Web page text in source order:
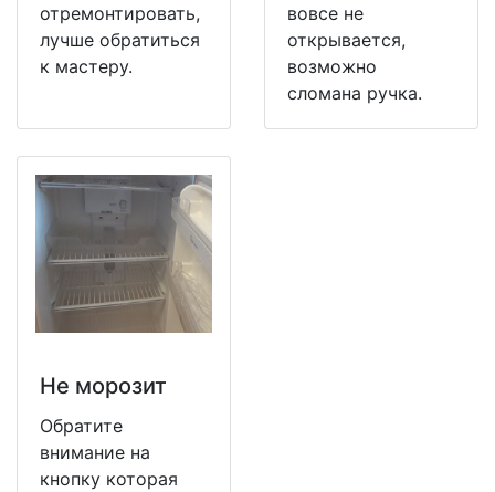
отремонтировать,
лучше обратиться
к мастеру.
вовсе не
открывается,
возможно
сломана ручка.
Не морозит
Обратите
внимание на
кнопку которая